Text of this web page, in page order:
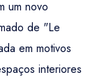
um novo
de "Le
em motivos
interiores